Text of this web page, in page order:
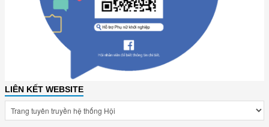
LIÊN KẾT WEBSITE